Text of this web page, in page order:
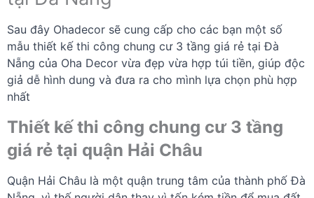
Sau đây Ohadecor sẽ cung cấp cho các bạn một số
mẫu thiết kế thi công chung cư 3 tầng giá rẻ tại Đà
Nẵng của Oha Decor vừa đẹp vừa hợp túi tiền, giúp độc
giả dễ hình dung và đưa ra cho mình lựa chọn phù hợp
nhất
Thiết kế thi công chung cư 3 tầng
giá rẻ tại quận Hải Châu
Quận Hải Châu là một quận trung tâm của thành phố Đà